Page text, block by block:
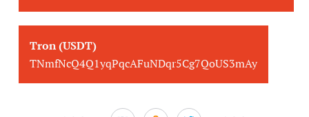
Tron (USDT)
TNmfNcQ4Q1yqPqcAFuNDqr5Cg7QoUS3mAy